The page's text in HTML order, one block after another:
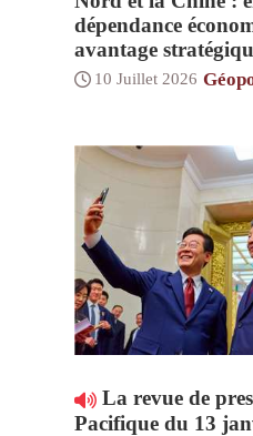
dépendance
avantage
10 Juillet 2026
La revue de
Pacifique du 13